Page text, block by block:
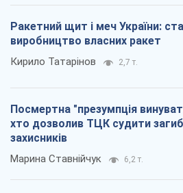
Ракетний щит і меч України:
виробництво власних ракет
Кирило Татарінов 2,7 т.
Посмертна "презумпція
хто дозволив ТЦК судити
захисників
Марина Ставнійчук 6,2 т.